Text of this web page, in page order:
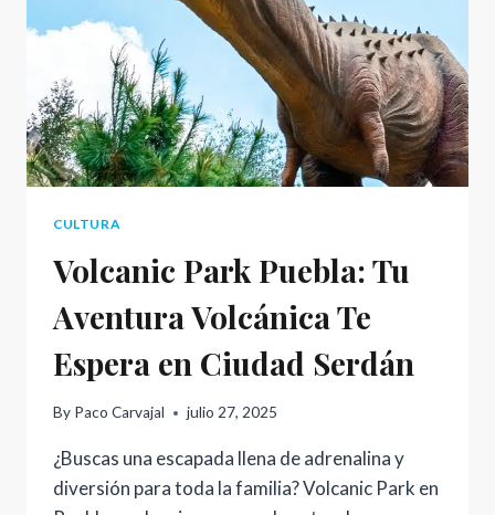
CULTURA
Volcanic Park Puebla: Tu
Aventura Volcánica Te
Espera en Ciudad Serdán
By Paco Carvajal julio 27, 2025
¿Buscas una escapada llena de adrenalina y
diversión para toda la familia? Volcanic Park en